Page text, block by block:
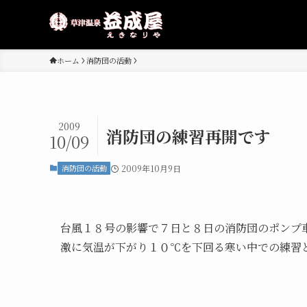
ホーム 消防団の活動
消防団の練習再開です
2009
10/09
消防団の活動 2009年10月9日
台風１８号の影響で７日と８日の消防団のポン
激に気温が下がり１０℃を下回る寒い中での練習